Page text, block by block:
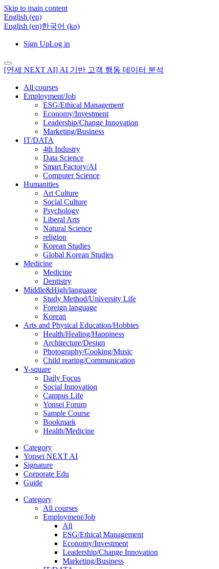
Skip to main content
English ‎(en)‎
English ‎(en)‎한국어 ‎(ko)‎
Sign UpLog in
[연세 NEXT AI] AI 기반 고객 행동 데이터 분석
All courses
Employment/Job
ESG/Ethical Management
Economy/Investment
Leadership/Change Innovation
Marketing/Business
IT/DATA
4th Industry
Data Science
Smart Factory/AI
Computer Science
Humanities
Art Culture
Social Culture
Psychology
Liberal Arts
Natural Science
religion
Korean Studies
Global Korean Studies
Medicine
Medicine
Dentistry
Middle&High/language
Study Method/University Life
Foreign language
Korean
Arts and Physical Education/Hobbies
Health/Healing/Happiness
Architecture/Design
Photography/Cooking/Music
Child rearing/Communication
Y-square
Daily Focus
Social Innovation
Campus Life
Yonsei Forum
Sample Course
Bookmark
Health/Medicine
Category
Yonsei NEXT AI
Signature
Corporate Edu
Guide
Category
All courses
Employment/Job
All
ESG/Ethical Management
Economy/Investment
Leadership/Change Innovation
Marketing/Business